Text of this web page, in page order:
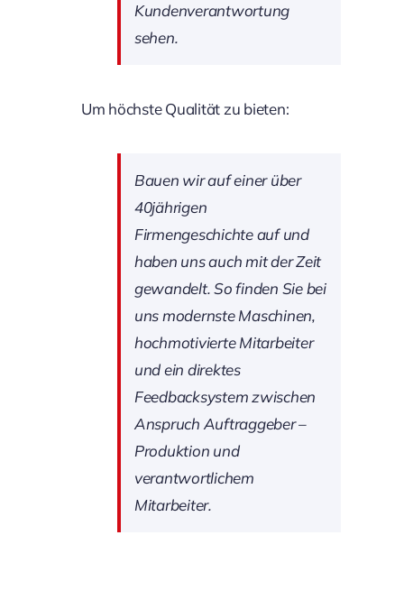
Kundenverantwortung
sehen.
Um höchste Qualität zu bieten:
Bauen wir auf einer über
40jährigen
Firmengeschichte auf und
haben uns auch mit der Zeit
gewandelt. So finden Sie bei
uns modernste Maschinen,
hochmotivierte Mitarbeiter
und ein direktes
Feedbacksystem zwischen
Anspruch Auftraggeber –
Produktion und
verantwortlichem
Mitarbeiter.